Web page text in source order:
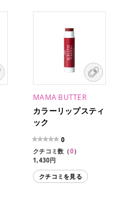
MAMA BUTTER
カラーリップスティ
ック
0
クチコミ数（0）
1,430円
クチコミを見る